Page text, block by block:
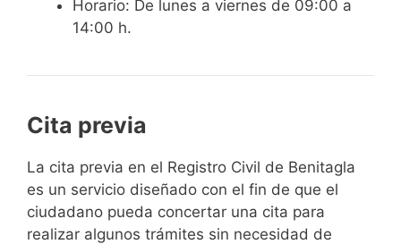
Horario: De lunes a viernes de 09:00 a
14:00 h.
Cita previa
​​​​​​​​​​​​​​​​​​​​​​​​​​​​La cita previa en el Registro Civil de Benitagla
es un servicio diseñado con el fin de que el
ciudadano pueda concertar una cita para
realizar algunos trámites sin necesidad de